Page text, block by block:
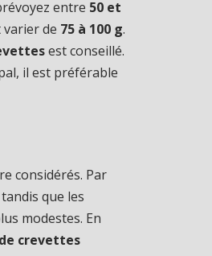
entre 50 et
de 75 à 100 g.
est conseillé.
il est préférable
considérés. Par
que les
modestes. En
crevettes